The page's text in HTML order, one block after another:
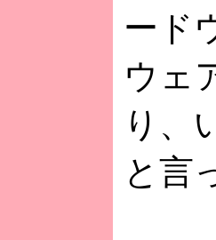
ード
ウェ
り、
と言